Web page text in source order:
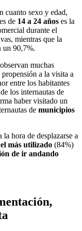
cuanto sexo y edad,
de 14 a 24 años es la
durante el
mientras que la
un 90,7%.
muchas
a la visita a
entre los habitantes
los internautas de
haber visitado un
de municipios
hora de desplazarse a
más utilizado (84%)
de ir andando